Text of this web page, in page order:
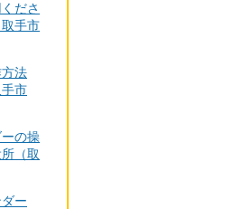
ださ
手市
法
手市
の操
（取
ー